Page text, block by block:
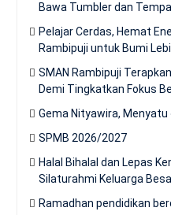
Bawa Tumbler dan
Pelajar Cerdas, Hemat
Rambipuji untuk Bumi
SMAN Rambipuji
Demi Tingkatkan Fokus
Gema Nityawira, Menyatu
SPMB 2026/2027
Halal Bihalal dan Lepas
Silaturahmi Keluarga
Ramadhan pendidikan